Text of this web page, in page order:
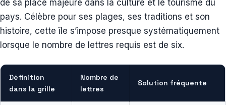
de sa place majeure dans la culture et le tourisme du
pays. Célèbre pour ses plages, ses traditions et son
histoire, cette île s’impose presque systématiquement
lorsque le nombre de lettres requis est de six.
Définition
dans la grille
Nombre de
lettres
Solution fréquente